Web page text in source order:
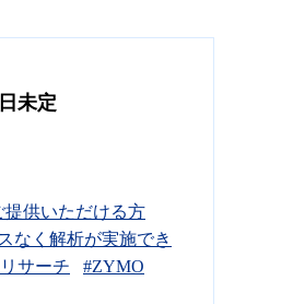
未定
提供いただける方
なく解析が実施でき
サーチ
#ZYMO